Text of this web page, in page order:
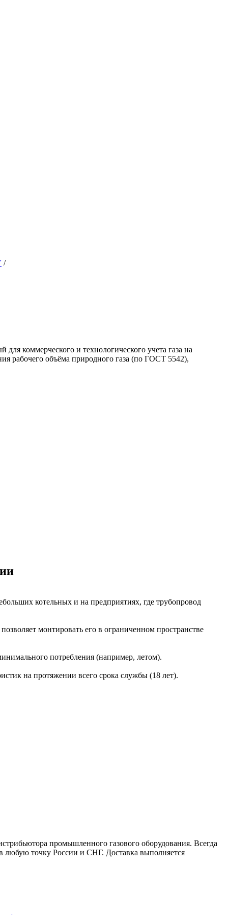
/
коммерческого и технологического учета газа на
рабочего объёма природного газа (по ГОСТ 5542),
котельных и на предприятиях, где трубопровод
монтировать его в ограниченном пространстве
потребления (например, летом).
на протяжении всего срока службы (18 лет).
промышленного газового оборудования. Всегда
любую точку России и СНГ. Доставка выполняется